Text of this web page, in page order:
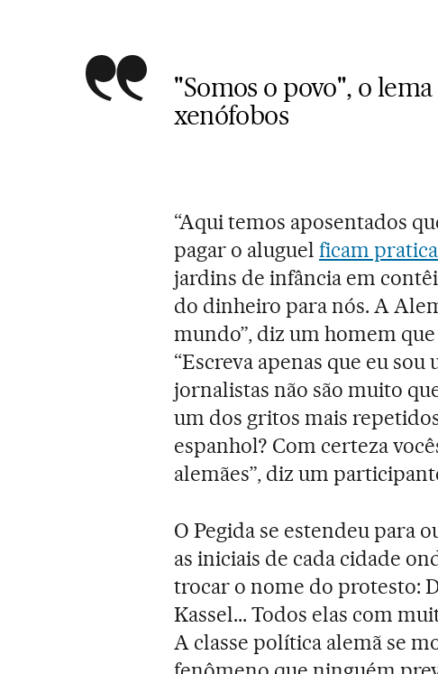
"Somos o povo", o
xenófobos
“Aqui temos aposentados
pagar o aluguelficam
jardins de infância em
do dinheiro para nós. A
mundo”, diz um homem
“Escreva apenas que eu
jornalistas não são muito
um dos gritos mais
espanhol? Com certeza
alemães”, diz um
O Pegida se estendeu para
as iniciais de cada cidade
trocar o nome do protesto:
Kassel... Todos elas com
A classe política alemã se